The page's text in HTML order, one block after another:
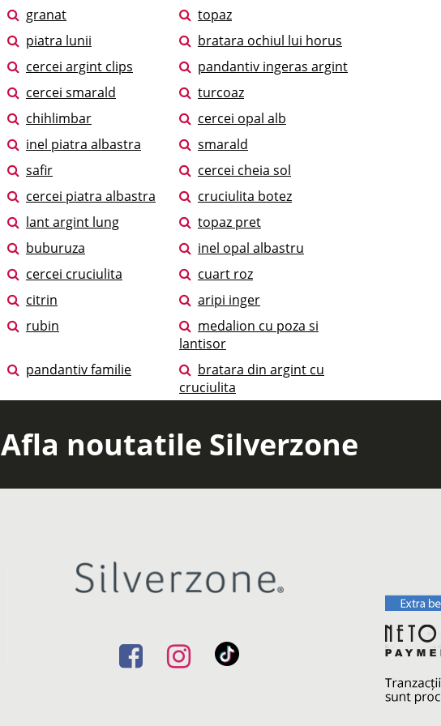
granat
topaz
piatra lunii
bratara ochiul lui horus
cercei argint clips
pandantiv ingeras argint
cercei smarald
turcoaz
chihlimbar
cercei opal alb
inel piatra albastra
smarald
safir
cercei cheia sol
cercei piatra albastra
cruciulita botez
lant argint lung
topaz pret
buburuza
inel opal albastru
cercei cruciulita
cuart roz
citrin
aripi inger
rubin
medalion cu poza si
lantisor
pandantiv familie
bratara din argint cu
cruciulita
Afla noutatile Silverzone